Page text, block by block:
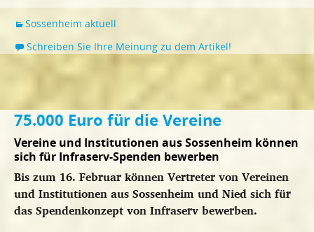
Sossenheim aktuell
Schreiben Sie Ihre Meinung zu dem Artikel!
75.000 Euro für die Vereine
Vereine und Institutionen aus Sossenheim können
sich für Infraserv-Spenden bewerben
Bis zum 16. Februar können Vertreter von Vereinen
und Institutionen aus Sossenheim und Nied sich für
das Spendenkonzept von Infraserv bewerben.